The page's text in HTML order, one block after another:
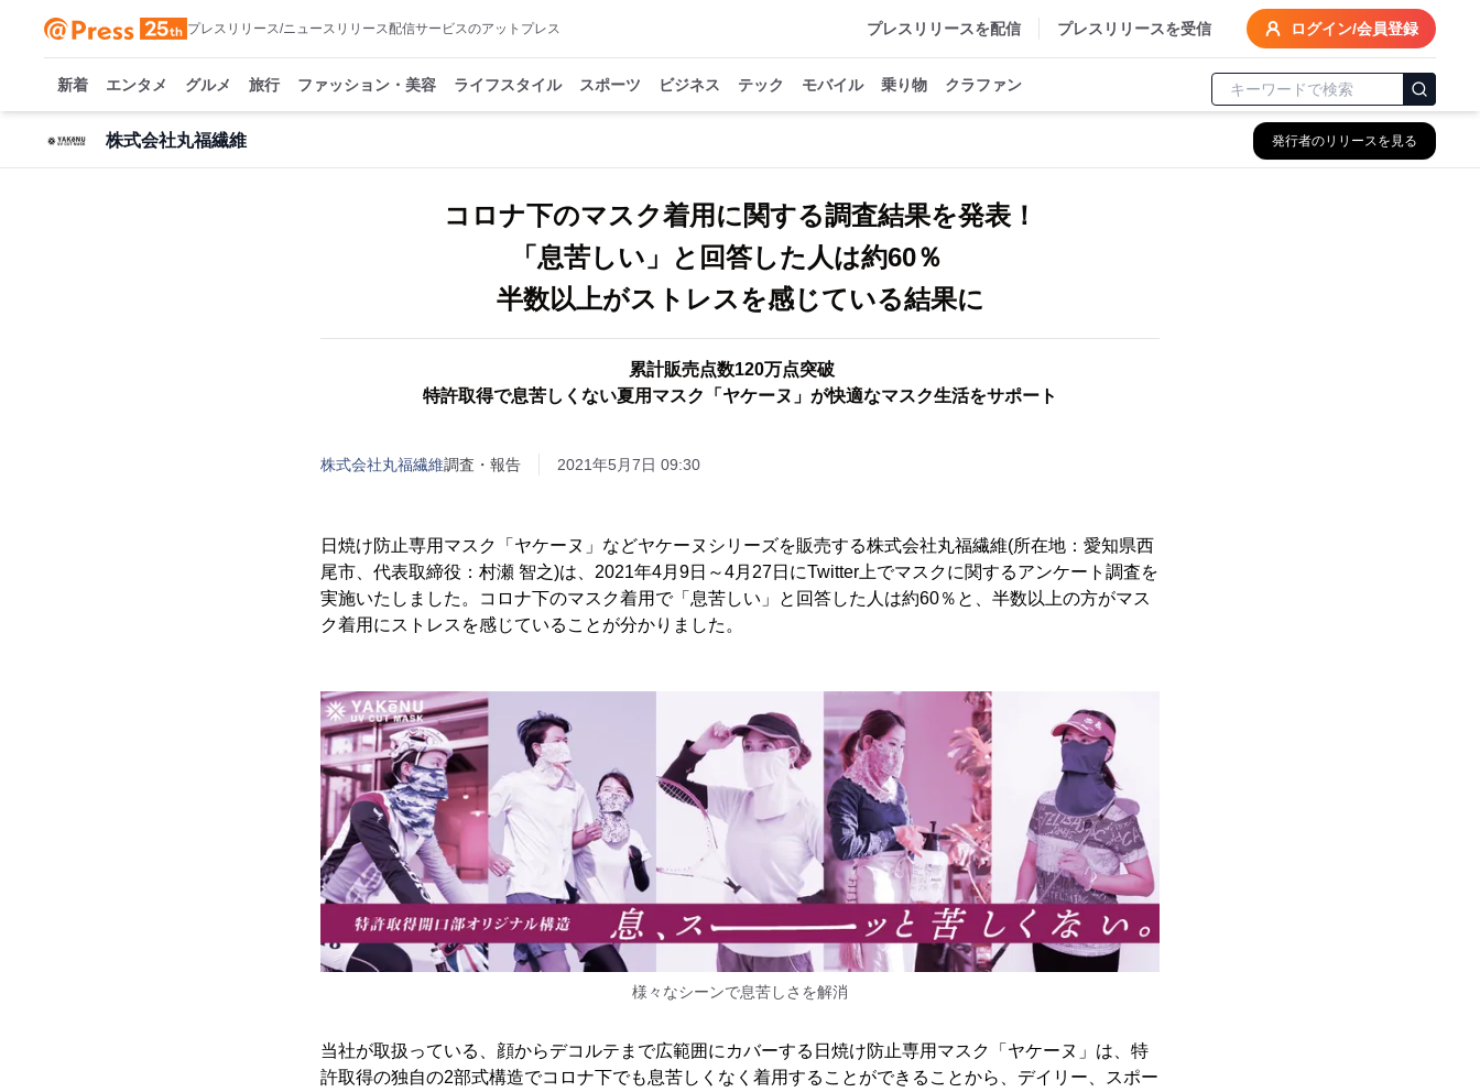
プレスリリース/ニュースリリース配信サービスのアットプレス プレスリリースを配信 プレスリリースを受信 ログイン/会員登録
新着 エンタメ グルメ 旅行 ファッション・美容 ライフスタイル スポーツ ビジネス テック モバイル 乗り物 クラファン
株式会社丸福繊維 発行者のリリースを見る
コロナ下のマスク着用に関する調査結果を発表！
「息苦しい」と回答した人は約60％
半数以上がストレスを感じている結果に
累計販売点数120万点突破
特許取得で息苦しくない夏用マスク「ヤケーヌ」が快適なマスク生活をサポート
株式会社丸福繊維調査・報告 2021年5月7日 09:30
日焼け防止専用マスク「ヤケーヌ」などヤケーヌシリーズを販売する株式会社丸福繊維(所在地：愛知県西
尾市、代表取締役：村瀬 智之)は、2021年4月9日～4月27日にTwitter上でマスクに関するアンケート調査を
実施いたしました。コロナ下のマスク着用で「息苦しい」と回答した人は約60％と、半数以上の方がマス
ク着用にストレスを感じていることが分かりました。
様々なシーンで息苦しさを解消
当社が取扱っている、顔からデコルテまで広範囲にカバーする日焼け防止専用マスク「ヤケーヌ」は、特
許取得の独自の2部式構造でコロナ下でも息苦しくなく着用することができることから、デイリー、スポー